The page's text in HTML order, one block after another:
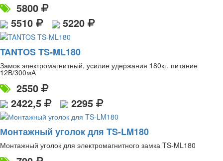
5800
5510
5220
TANTOS TS-ML180
Замок электромагнитный, усилие удержания 180кг. питание
12В/300мА
2550
2422,5
2295
Монтажный уголок для TS-LM180
Монтажный уголок для электромагнитного замка TS-ML180